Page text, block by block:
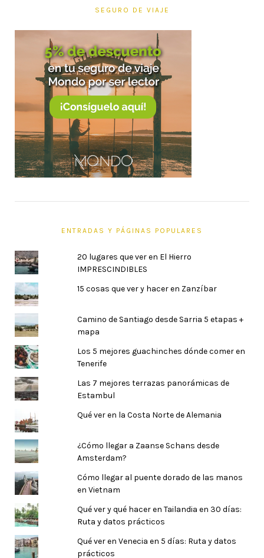
SEGURO DE VIAJE
ENTRADAS Y PÁGINAS POPULARES
20 lugares que ver en El Hierro
IMPRESCINDIBLES
15 cosas que ver y hacer en Zanzíbar
Camino de Santiago desde Sarria 5 etapas +
mapa
Los 5 mejores guachinches dónde comer en
Tenerife
Las 7 mejores terrazas panorámicas de
Estambul
Qué ver en la Costa Norte de Alemania
¿Cómo llegar a Zaanse Schans desde
Amsterdam?
Cómo llegar al puente dorado de las manos
en Vietnam
Qué ver y qué hacer en Tailandia en 30 días:
Ruta y datos prácticos
Qué ver en Venecia en 5 días: Ruta y datos
prácticos